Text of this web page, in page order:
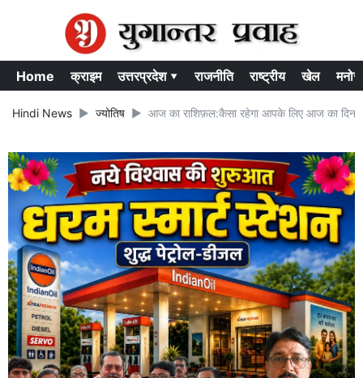
Home क्राइम उत्तरप्रदेश ▾ राजनीति राष्ट्रीय खेल
Hindi News ज्योतिष आज का राशिफ़ल:कैसा रहेगा आपके लिए आज का